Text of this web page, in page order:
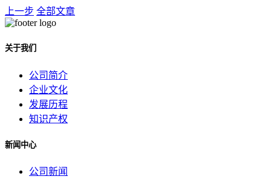
上一步 全部文章
关于我们
公司简介
企业文化
发展历程
知识产权
新闻中心
公司新闻